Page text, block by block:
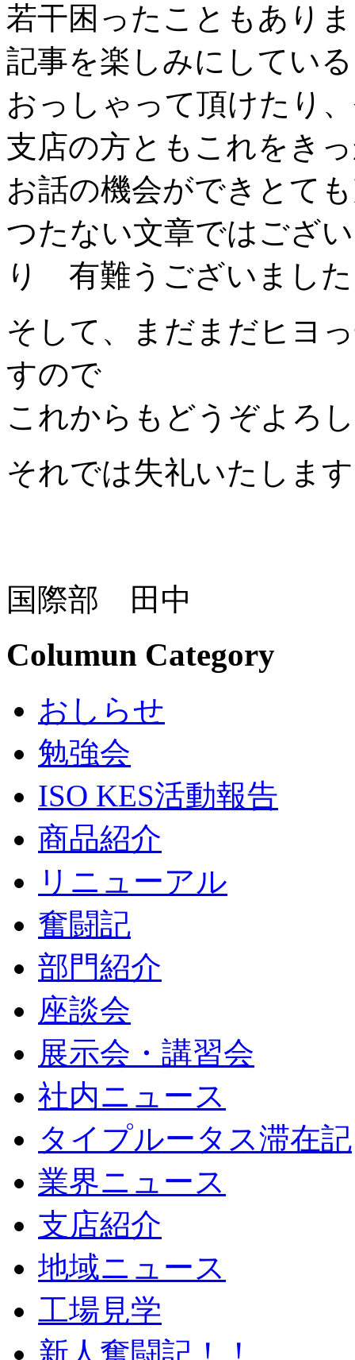
若干困ったこともあり
記事を楽しみにしてい
おっしゃって頂けたり
支店の方ともこれをき
お話の機会ができとて
つたない文章ではござ
り 有難うございまし
そして、まだまだヒヨ
すので
これからもどうぞよろ
それでは失礼いたしま
国際部 田中
Columun Category
おしらせ
勉強会
ISO KES活動報告
商品紹介
リニューアル
奮闘記
部門紹介
座談会
展示会・講習会
社内ニュース
タイプルータス滞在記
業界ニュース
支店紹介
地域ニュース
工場見学
新人奮闘記！！